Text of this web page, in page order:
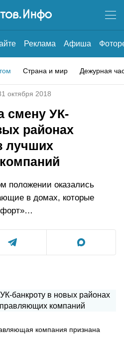
Реклама Афиша
Страна и мир Дежурная
октября 2018
смену УК-
районах
лучших
положении оказались
в домах, которые
компания признана